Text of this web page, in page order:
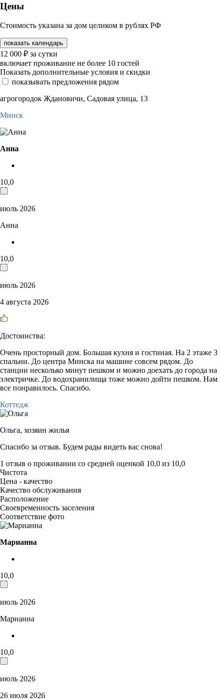
Цены
Стоимость указана за дом целиком в рублях РФ
показать календарь
12 000 ₽ за сутки
включает проживание не более 10 гостей
Показать дополнительные условия и скидки
показывать предложения рядом
агрогородок Ждановичи, Садовая улица, 13
Минск
Анна
10,0
июль 2026
Анна
10,0
июль 2026
4 августа 2026
Достоинства:
Очень просторный дом. Большая кухня и гостиная. На 2 этаже 3
спальни. До центра Минска на машине совсем рядом. До
станции несколько минут пешком и можно доехать до города на
электричке. До водохранилища тоже можно дойти пешком. Нам
все понравилось. Спасибо.
Коттедж
Ольга, хозяин жилья
Спасибо за отзыв. Будем рады видеть вас снова!
1 отзыв о проживании со средней оценкой 10,0 из 10,0
Чистота
Цена - качество
Качество обслуживания
Расположение
Своевременность заселения
Соответствие фото
Марианна
10,0
июль 2026
Марианна
10,0
июль 2026
26 июля 2026